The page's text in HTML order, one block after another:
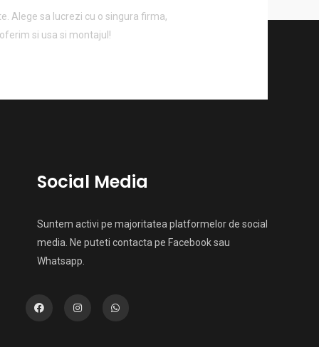
Alege sa lucrezi cu o singura firma,
si usa si montajul!
Social Media
Suntem activi pe majoritatea platformelor de social
media. Ne puteti contacta pe Facebook sau
Whatsapp.